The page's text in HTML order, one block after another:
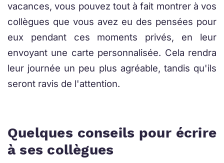
vacances, vous pouvez tout à fait montrer à vos
collègues que vous avez eu des pensées pour
eux pendant ces moments privés, en leur
envoyant une carte personnalisée. Cela rendra
leur journée un peu plus agréable, tandis qu'ils
seront ravis de l'attention.
Quelques conseils pour écrire
à ses collègues